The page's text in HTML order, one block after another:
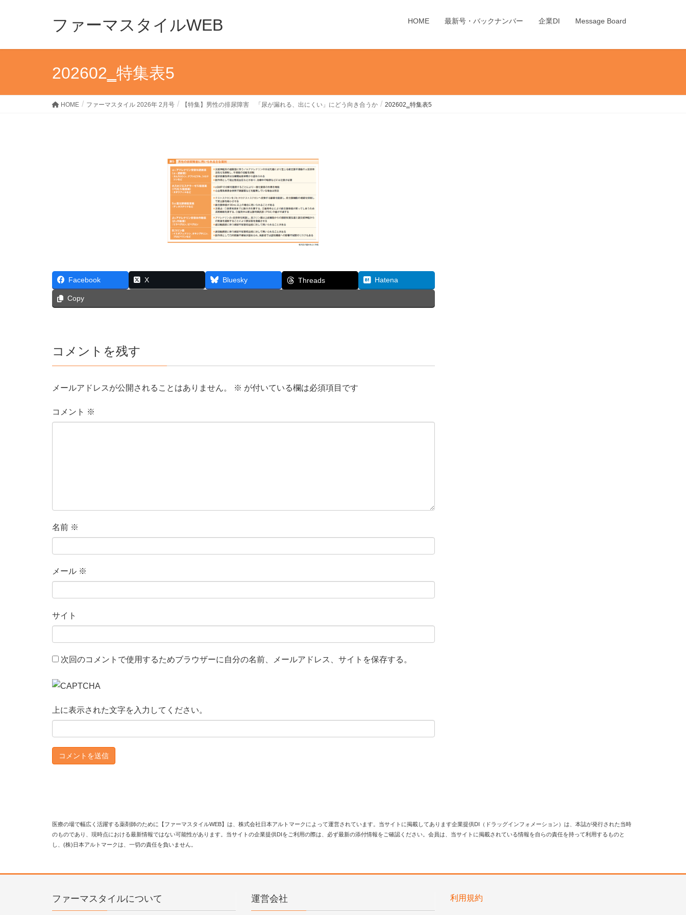
ファーマスタイルWEB HOME 最新号・バックナンバー 企業DI Message Board
202602‗特集表5
HOME ファーマスタイル 2026年 2月号 【特集】男性の排尿障害 「尿が漏れる、出にくい」にどう向き合うか 202602‗特集表5
Facebook X Bluesky Threads Hatena
Copy
コメントを残す
メールアドレスが公開されることはありません。 ※ が付いている欄は必須項目です
コメント ※
名前 ※
メール ※
サイト
次回のコメントで使用するためブラウザーに自分の名前、メールアドレス、サイトを保存する。
上に表示された文字を入力してください。
医療の場で幅広く活躍する薬剤師のために【ファーマスタイルWEB】は、株式会社日本アルトマークによって運営されています。当サイトに掲載してあります企業提供DI（ドラッグインフォメーション）は、本誌が発行された当時
のものであり、現時点における最新情報ではない可能性があります。当サイトの企業提供DIをご利用の際は、必ず最新の添付情報をご確認ください。会員は、当サイトに掲載されている情報を自らの責任を持って利用するものと
し、(株)日本アルトマークは、一切の責任を負いません。
ファーマスタイルについて 運営会社 利用規約